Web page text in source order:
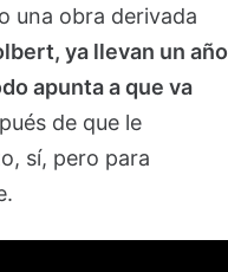
una obra derivada
ya llevan un año
apunta a que va
de que le
sí, pero para